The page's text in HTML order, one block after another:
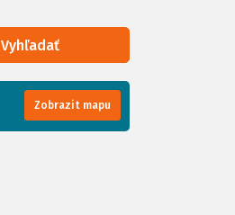
Vyhľadať
Zobrazit mapu